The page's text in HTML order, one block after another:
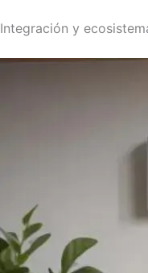
Integración y